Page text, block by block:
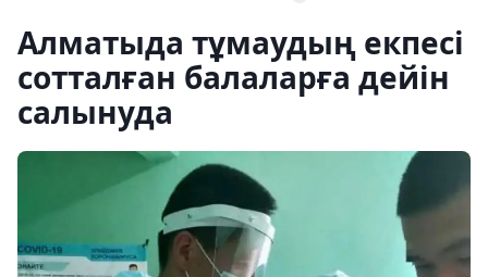
Алматыда тұмаудың екпесі
сотталған балаларға дейін
салынуда